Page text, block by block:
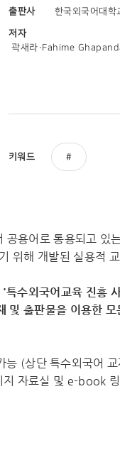
출판사 한국외국어대학
저자
곽새라·Fahime
키워드
공용어로 통용되고
위해 개발된 실용적
수외국어교육 진흥
및 출판물을 이용한
(상단 특수외국어 교
자료실 및 e-book